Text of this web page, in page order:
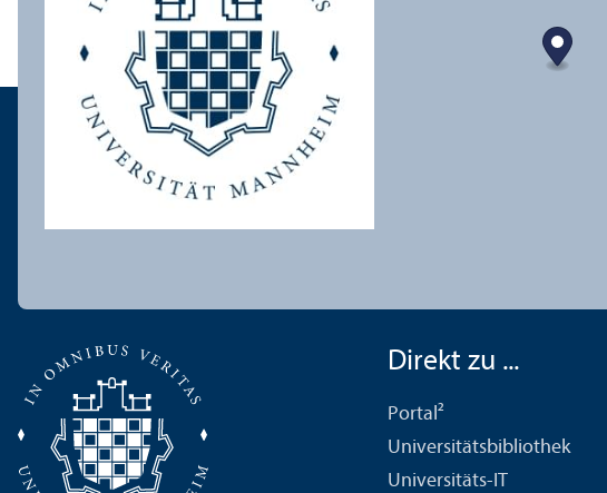
Direkt zu ...
Portal²
Universitäts­bibliothek
Universitäts-IT